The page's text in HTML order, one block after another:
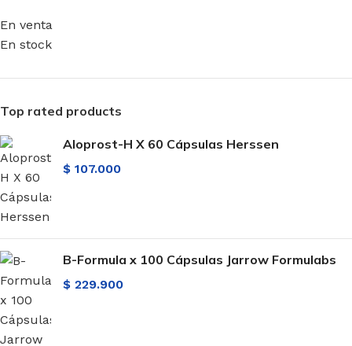
En venta
En stock
Top rated products
Aloprost-H X 60 Cápsulas Herssen
$ 107.000
B-Formula x 100 Cápsulas Jarrow Formulabs
$ 229.900